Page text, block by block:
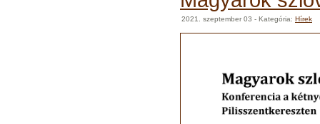
2021. szeptember 03 - Kategória: Hírek